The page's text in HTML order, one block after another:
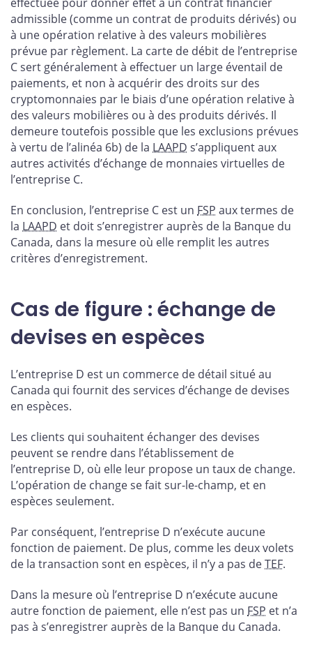
effectuée pour donner effet à un contrat financier
admissible (comme un contrat de produits dérivés) ou
à une opération relative à des valeurs mobilières
prévue par règlement. La carte de débit de l’entreprise
C sert généralement à effectuer un large éventail de
paiements, et non à acquérir des droits sur des
cryptomonnaies par le biais d’une opération relative à
des valeurs mobilières ou à des produits dérivés. Il
demeure toutefois possible que les exclusions prévues
à vertu de l’alinéa 6b) de la LAAPD s’appliquent aux
autres activités d’échange de monnaies virtuelles de
l’entreprise C.
En conclusion, l’entreprise C est un FSP aux termes de
la LAAPD et doit s’enregistrer auprès de la Banque du
Canada, dans la mesure où elle remplit les autres
critères d’enregistrement.
Cas de figure : échange de
devises en espèces
L’entreprise D est un commerce de détail situé au
Canada qui fournit des services d’échange de devises
en espèces.
Les clients qui souhaitent échanger des devises
peuvent se rendre dans l’établissement de
l’entreprise D, où elle leur propose un taux de change.
L’opération de change se fait sur-le-champ, et en
espèces seulement.
Par conséquent, l’entreprise D n’exécute aucune
fonction de paiement. De plus, comme les deux volets
de la transaction sont en espèces, il n’y a pas deTEF.
Dans la mesure où l’entreprise D n’exécute aucune
autre fonction de paiement, elle n’est pas un FSP et n’a
pas à s’enregistrer auprès de la Banque du Canada.